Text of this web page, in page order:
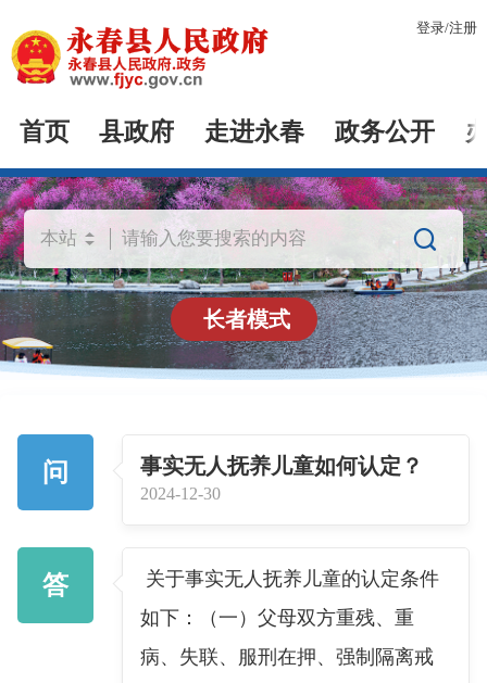
登录/注册
首页 县政府 走进永春 政务公开

长者模式
问 事实无人抚养儿童如何认定？
2024-12-30
答
关于事实无人抚养儿童的认定条件
如下：（一）父母双方重残、重
病、失联、服刑在押、强制隔离戒